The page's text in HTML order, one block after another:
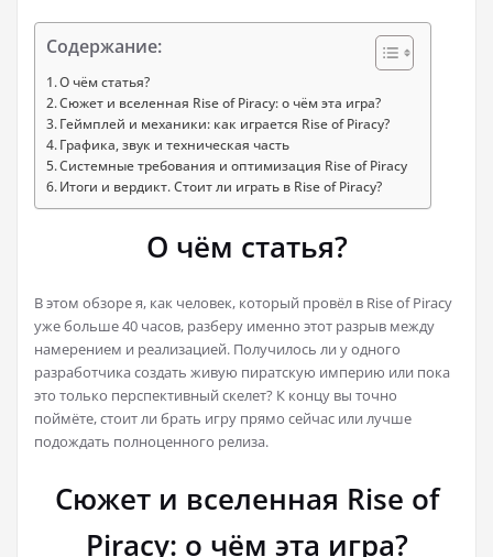
Содержание:
О чём статья?
Сюжет и вселенная Rise of Piracy: о чём эта игра?
Геймплей и механики: как играется Rise of Piracy?
Графика, звук и техническая часть
Системные требования и оптимизация Rise of Piracy
Итоги и вердикт. Стоит ли играть в Rise of Piracy?
О чём статья?
В этом обзоре я, как человек, который провёл в Rise of Piracy
уже больше 40 часов, разберу именно этот разрыв между
намерением и реализацией. Получилось ли у одного
разработчика создать живую пиратскую империю или пока
это только перспективный скелет? К концу вы точно
поймёте, стоит ли брать игру прямо сейчас или лучше
подождать полноценного релиза.
Сюжет и вселенная Rise of
Piracy: о чём эта игра?